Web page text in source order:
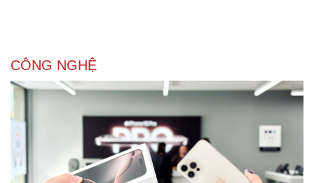
Phòng mạch online
Ăn sạch sống khỏe
CÔNG NGHỆ